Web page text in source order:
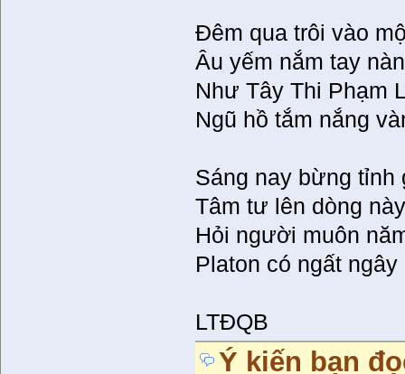
Đêm qua trôi vào
Âu yếm nắm tay
Như Tây Thi Phạm
Ngũ hồ tắm nắng
Sáng nay bừng tỉnh
Tâm tư lên dòng
Hỏi người muôn
Platon có ngất ngây
LTĐQB
Ý kiến bạn